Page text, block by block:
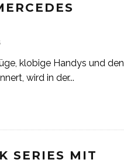
klobige Handys und den
wird in der...
SERIES MIT